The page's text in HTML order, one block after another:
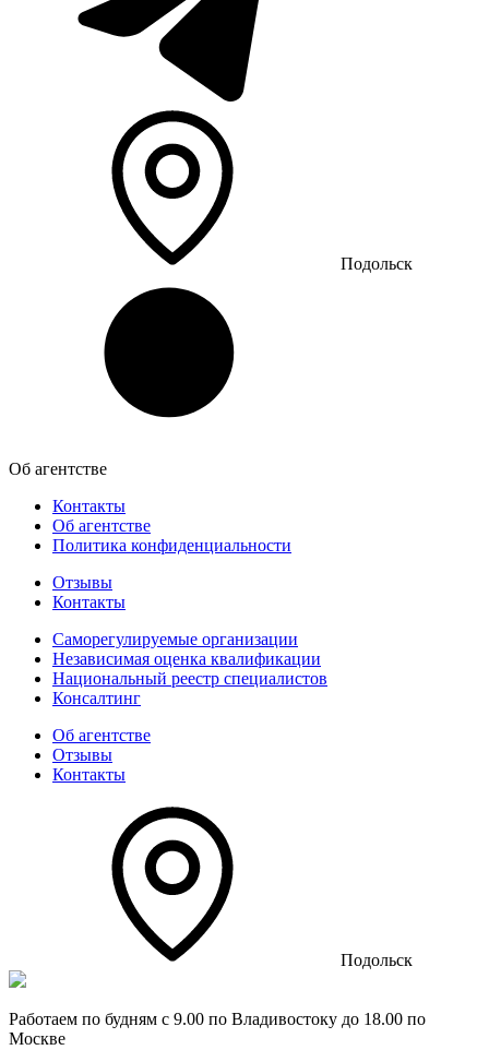
Подольск
Об агентстве
Контакты
Об агентстве
Политика конфиденциальности
Отзывы
Контакты
Саморегулируемые организации
Независимая оценка квалификации
Национальный реестр специалистов
Консалтинг
Об агентстве
Отзывы
Контакты
Подольск
Работаем по будням с 9.00 по Владивостоку до 18.00 по
Москве